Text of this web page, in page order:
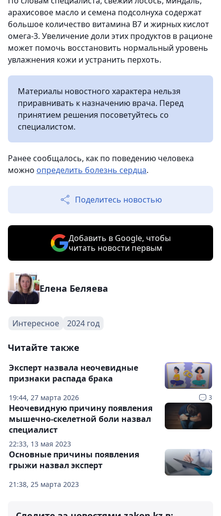
арахисовое масло и семена подсолнуха содержат
большое количество витамина В7 и жирных кислот
омега-3. Увеличение доли этих продуктов в рационе
может помочь восстановить нормальный уровень
увлажнения кожи и устранить перхоть.
Материалы новостного характера нельзя
приравнивать к назначению врача. Перед
принятием решения посоветуйтесь со
специалистом.
Ранее сообщалось, как по поведению человека
можно определить болезнь сердца.
Поделитесь новостью
Добавить в Google, чтобы
читать новости первым
Елена Беляева
Интересное 2024 год
Читайте также
19:44, 27 марта 2026 3
Эксперт назвала неочевидные
признаки распада брака
22:33, 13 мая 2023
Неочевидную причину появления
мышечно-скелетной боли назвал
специалист
21:38, 25 марта 2023
Основные причины появления
грыжи назвал эксперт